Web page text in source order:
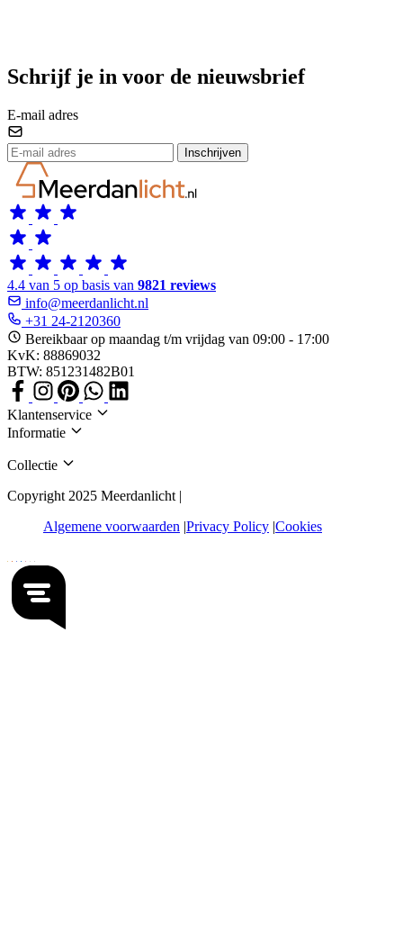
Schrijf je in voor de nieuwsbrief
E-mail adres
Inschrijven
4.4 van 5 op basis van 9821 reviews
info@meerdanlicht.nl
+31 24-2120360
Bereikbaar op maandag t/m vrijdag van 09:00 - 17:00
KvK: 88869032
BTW: 851231482B01
Klantenservice
Informatie
Collectie
Copyright 2025 Meerdanlicht |
Algemene voorwaarden Privacy Policy Cookies